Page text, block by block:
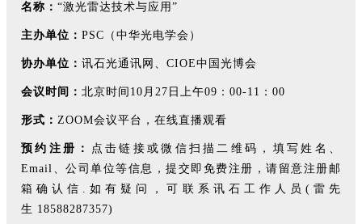
名称： “激光雷达技术与应用”
主办单位： PSC（中华光电学会）
协办单位： 讯石光通讯网、CIOE中国光博会
会议时间： 北京时间10月27日上午09：00-11：00
形式： ZOOM会议平台，在线直播观看
预约注册：
点击链接或微信扫描二维码，填写姓名、
Email、公司单位等信息，提交即免费注册，请留意注册邮
箱确认信.如有疑问，可联系讯石工作人员(雷先
生 18588287357)